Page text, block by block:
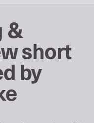
&
short
by